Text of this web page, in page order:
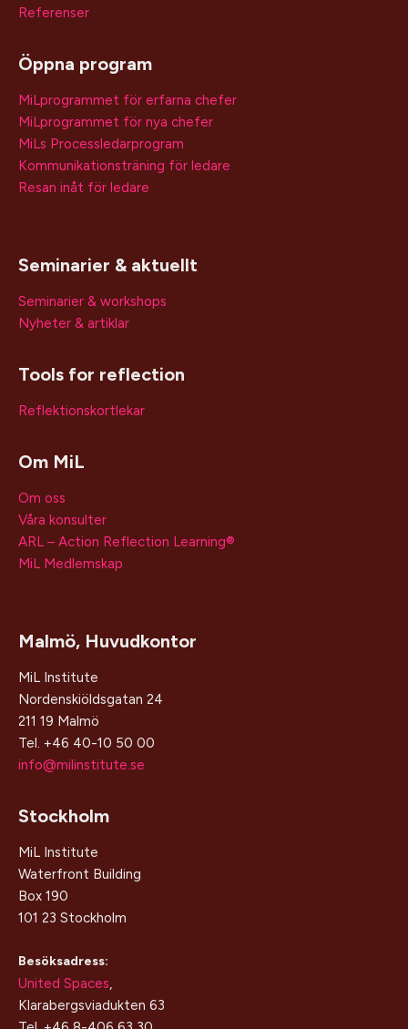
Referenser
Öppna program
MiLprogrammet för erfarna chefer
MiLprogrammet för nya chefer
MiLs Processledarprogram
Kommunikationsträning för ledare
Resan inåt för ledare
Seminarier & aktuellt
Seminarier & workshops
Nyheter & artiklar
Tools for reflection
Reflektionskortlekar
Om MiL
Om oss
Våra konsulter
ARL – Action Reflection Learning®
MiL Medlemskap
Malmö, Huvudkontor
MiL Institute
Nordenskiöldsgatan 24
211 19 Malmö
Tel. +46 40-10 50 00
info@milinstitute.se
Stockholm
MiL Institute
Waterfront Building
Box 190
101 23 Stockholm
Besöksadress:
United Spaces,
Klarabergsviadukten 63